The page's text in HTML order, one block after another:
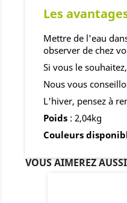
Les
Mettre de l'eau
observer de chez
Si vous le
Nous vous
L'hiver, pensez à
Poids: 2,04kg
Couleurs
VOUS AIMEREZ AUSSI